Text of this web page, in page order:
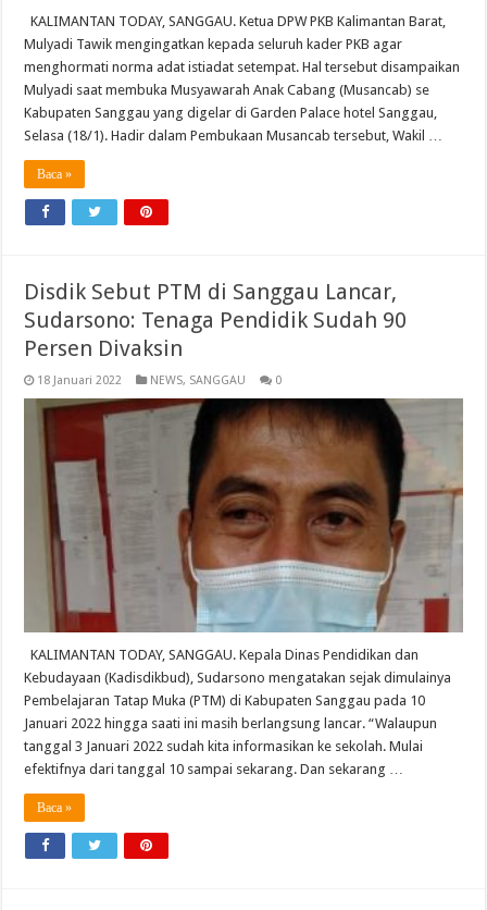
KALIMANTAN TODAY, SANGGAU. Ketua DPW PKB Kalimantan Barat,
Mulyadi Tawik mengingatkan kepada seluruh kader PKB agar
menghormati norma adat istiadat setempat. Hal tersebut disampaikan
Mulyadi saat membuka Musyawarah Anak Cabang (Musancab) se
Kabupaten Sanggau yang digelar di Garden Palace hotel Sanggau,
Selasa (18/1). Hadir dalam Pembukaan Musancab tersebut, Wakil …
Baca »
Disdik Sebut PTM di Sanggau Lancar,
Sudarsono: Tenaga Pendidik Sudah 90
Persen Divaksin
18 Januari 2022 NEWS, SANGGAU 0
KALIMANTAN TODAY, SANGGAU. Kepala Dinas Pendidikan dan
Kebudayaan (Kadisdikbud), Sudarsono mengatakan sejak dimulainya
Pembelajaran Tatap Muka (PTM) di Kabupaten Sanggau pada 10
Januari 2022 hingga saati ini masih berlangsung lancar. “Walaupun
tanggal 3 Januari 2022 sudah kita informasikan ke sekolah. Mulai
efektifnya dari tanggal 10 sampai sekarang. Dan sekarang …
Baca »